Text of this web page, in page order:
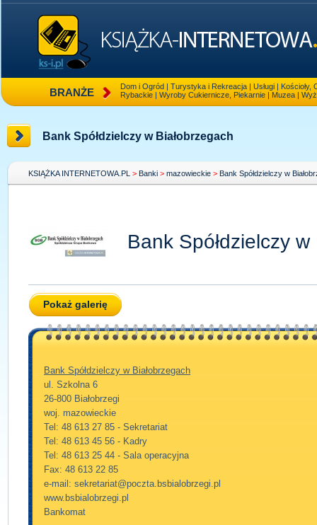
BRANŻE Dom i Ogród | Turystyka i Rekreacja | Usługi | Kościoły,
Rybackie | Wyroby Cukiernicze, Piekarnie | Muzea |
Bank Spółdzielczy w Białobrzegach
KSIĄŻKA INTERNETOWA.PL > Banki > mazowieckie > Bank Spółdzielczy w
Bank Spółdzielczy w
Pokaż galerię
Bank Spółdzielczy w Białobrzegach
ul. Szkolna 6
26-800 Białobrzegi
woj. mazowieckie
Tel: 48 613 27 85 - Sekretariat
Tel: 48 613 45 56 - Kadry
Tel: 48 613 25 44 - Sala operacyjna
Fax: 48 613 22 85
e-mail: sekretariat@poczta.bsbialobrzegi.pl
www.bsbialobrzegi.pl
Bankomat